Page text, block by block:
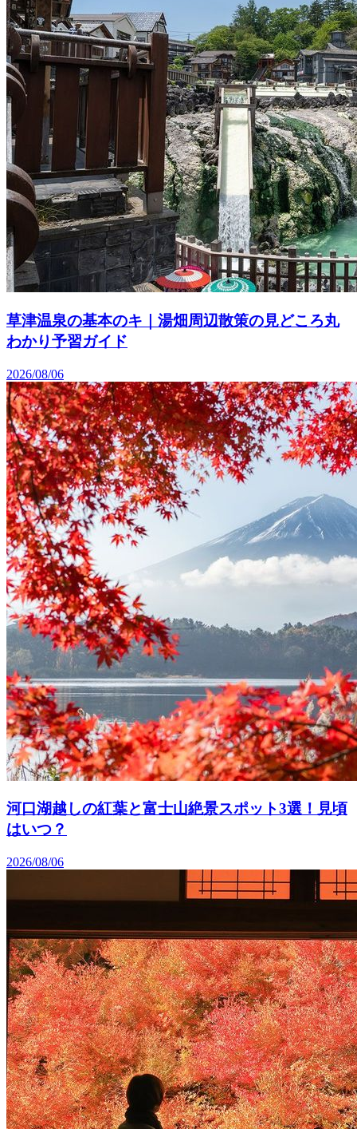
草津温泉の基本のキ｜湯畑周辺散策の見どころ丸
わかり予習ガイド
2026/08/06
河口湖越しの紅葉と富士山絶景スポット3選！見頃
はいつ？
2026/08/06